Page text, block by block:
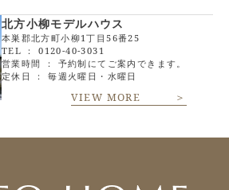
北方小柳モデルハウス
本巣郡北方町小柳1丁目56番25
TEL ：0120-40-3031
営業時間 ： 予約制にてご案内できます。
定休日 ： 毎週火曜日・水曜日
VIEW MORE ＞